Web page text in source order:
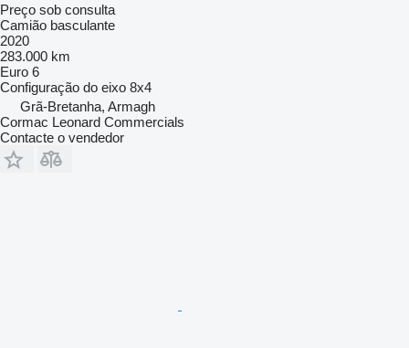
Preço sob consulta
Camião basculante
2020
283.000 km
Euro 6
Configuração do eixo 8x4
Grã-Bretanha, Armagh
Cormac Leonard Commercials
Contacte o vendedor